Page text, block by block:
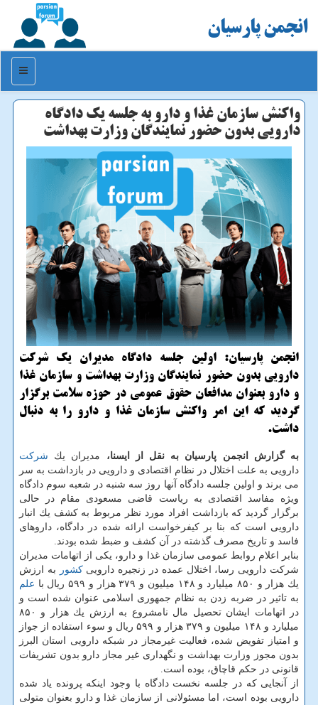
انجمن پارسیان
منو
واكنش سازمان غذا و دارو به جلسه یك دادگاه
دارویی بدون حضور نمایندگان وزارت بهداشت
انجمن پارسیان: اولین جلسه دادگاه مدیران یك شركت
دارویی بدون حضور نمایندگان وزارت بهداشت و سازمان غذا
و دارو بعنوان مدافعان حقوق عمومی در حوزه سلامت برگزار
گردید كه این امر واكنش سازمان غذا و دارو را به دنبال
داشت.
به گزارش انجمن پارسیان به نقل از ایسنا، مدیران یك شركت
دارویی به علت اختلال در نظام اقتصادی و دارویی در بازداشت به سر
می برند و اولین جلسه دادگاه آنها روز سه شنبه در شعبه سوم دادگاه
ویژه مفاسد اقتصادی به ریاست قاضی مسعودی مقام در حالی
برگزار گردید كه بازداشت افراد مورد نظر مربوط به كشف یك انبار
دارویی است كه بنا بر كیفرخواست ارائه شده در دادگاه، داروهای
فاسد و تاریخ مصرف گذشته در آن كشف و ضبط شده بودند.
بنابر اعلام روابط عمومی سازمان غذا و دارو، یكی از اتهامات مدیران
شركت دارویی رسا، اختلال عمده در زنجیره داروییكشور
به ارزش
یك هزار و ۸۵۰ میلیارد و ۱۴۸ میلیون و ۳۷۹ هزار و ۵۹۹ ریال با
علم
به تاثیر در ضربه زدن به نظام جمهوری اسلامی عنوان شده است و
در اتهامات ایشان تحصیل مال نامشروع به ارزش یك هزار و ۸۵۰
میلیارد و ۱۴۸ میلیون و ۳۷۹ هزار و ۵۹۹ ریال و سوء استفاده از جواز
و امتیاز تفویض شده، فعالیت غیرمجاز در شبكه دارویی استان البرز
بدون مجوز وزارت بهداشت و نگهداری غیر مجاز دارو بدون تشریفات
قانونی در حكم قاچاق، بوده است.
از آنجایی كه در جلسه نخست دادگاه با وجود اینكه پرونده یاد شده
دارویی بوده است، اما مسئولانی از سازمان غذا و دارو بعنوان متولی